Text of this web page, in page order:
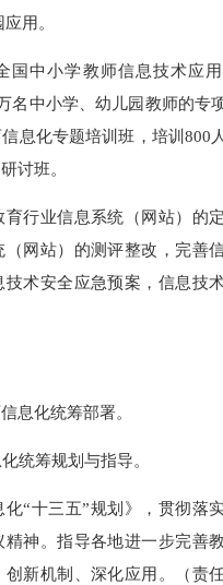
用。
中小学教师信息技术应用
名中小学、幼儿园教师的专
息化专题培训班，培训800
讨班。
业信息系统（网站）的
网站）的测评整改，完善
术安全应急预案，信息技
化统筹部署。
筹规划与指导。
十三五”规划》，贯彻落
神。指导各地进一步完善
新机制、深化应用。（责